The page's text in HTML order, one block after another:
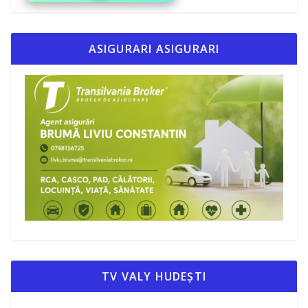
ASIGURARI ASIGURARI
TV VALY HUDEȘTI